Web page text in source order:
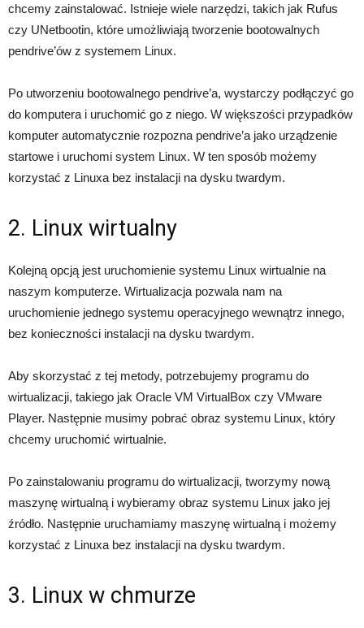
chcemy zainstalować. Istnieje wiele narzędzi, takich jak Rufus
czy UNetbootin, które umożliwiają tworzenie bootowalnych
pendrive’ów z systemem Linux.
Po utworzeniu bootowalnego pendrive’a, wystarczy podłączyć go
do komputera i uruchomić go z niego. W większości przypadków
komputer automatycznie rozpozna pendrive’a jako urządzenie
startowe i uruchomi system Linux. W ten sposób możemy
korzystać z Linuxa bez instalacji na dysku twardym.
2. Linux wirtualny
Kolejną opcją jest uruchomienie systemu Linux wirtualnie na
naszym komputerze. Wirtualizacja pozwala nam na
uruchomienie jednego systemu operacyjnego wewnątrz innego,
bez konieczności instalacji na dysku twardym.
Aby skorzystać z tej metody, potrzebujemy programu do
wirtualizacji, takiego jak Oracle VM VirtualBox czy VMware
Player. Następnie musimy pobrać obraz systemu Linux, który
chcemy uruchomić wirtualnie.
Po zainstalowaniu programu do wirtualizacji, tworzymy nową
maszynę wirtualną i wybieramy obraz systemu Linux jako jej
źródło. Następnie uruchamiamy maszynę wirtualną i możemy
korzystać z Linuxa bez instalacji na dysku twardym.
3. Linux w chmurze